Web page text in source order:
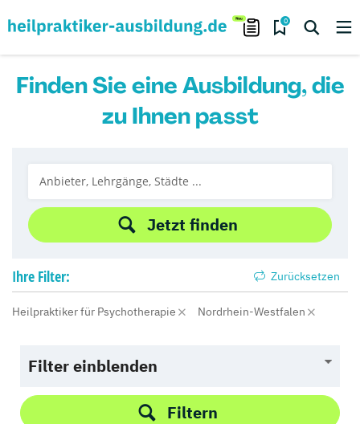
0
Finden Sie eine Ausbildung, die
zu Ihnen passt
Jetzt finden
Ihre Filter: Zurücksetzen
Heilpraktiker für Psychotherapie Nordrhein-Westfalen
Filter einblenden
Filtern